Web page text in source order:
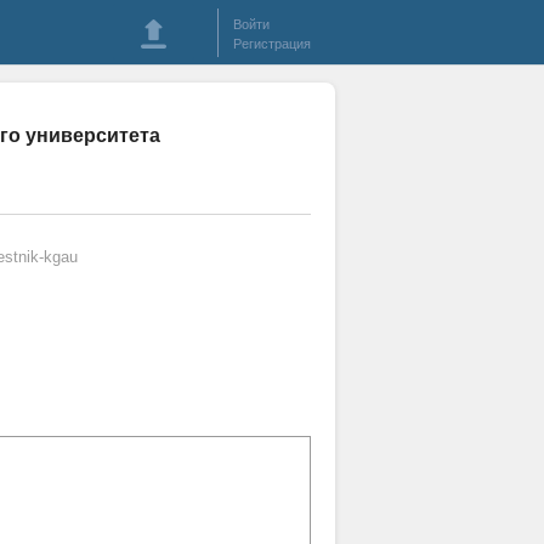
Войти
Регистрация
университета
kgau